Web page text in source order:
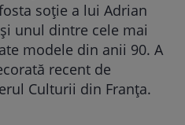
soție a lui Adrian
unul dintre cele mai
modele din anii 90. A
recent de
Culturii din Franța.